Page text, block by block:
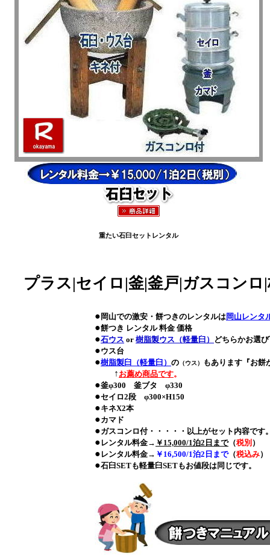
重たい石臼セットレンタル
プラス|セイロ|釜|釜戸|ガスコン
● 岡山での激安・餅つきのレンタルは岡山レンタ
●餅つき レンタル 料金 価格
●石ウス or 樹脂製ウス（軽量臼） どちらかお選
●ウス台
●樹脂製臼（軽量臼） の （ウス） もあります『お餅
↑ お薦め商品です。
●釜φ300 釜ブタ φ330
●セイロ2段 φ300×H150
●キネX2本
●カマド
●ガスコンロ付・・・・・以上がセット内容です
● レンタル料金→ ￥15,000/1泊2日まで（税別 ）
● レンタル料金→ ￥16,500/1泊2日まで（税込み）
●石臼SETも軽量臼SETもお値段は同じです。